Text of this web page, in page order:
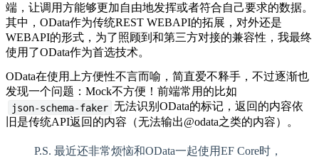
端，让调用方能够更加自由地发挥或者符合自己要求的数据。
其中，OData作为传统REST WEBAPI的拓展，对外还是
WEBAPI的形式，为了照顾到和第三方对接的兼容性，我最终
使用了OData作为首选技术。
OData在使用上方便性不言而喻，简直爱不释手，不过逐渐也
发现一个问题：Mock不方便！前端常用的比如
json-schema-faker 无法识别OData的标记，返回的内容依
旧是传统API返回的内容（无法输出@odata之类的内容）。
P.S. 最近还非常烦恼和OData一起使用EF Core时，